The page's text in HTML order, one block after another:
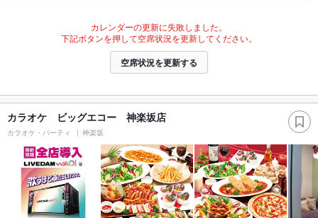
カレンダーの更新に失敗しました。
下記ボタンを押して空席状況を更新してください。
空席状況を更新する
カラオケ ビッグエコー 神楽坂店
カラオケ・パーティ 神楽坂